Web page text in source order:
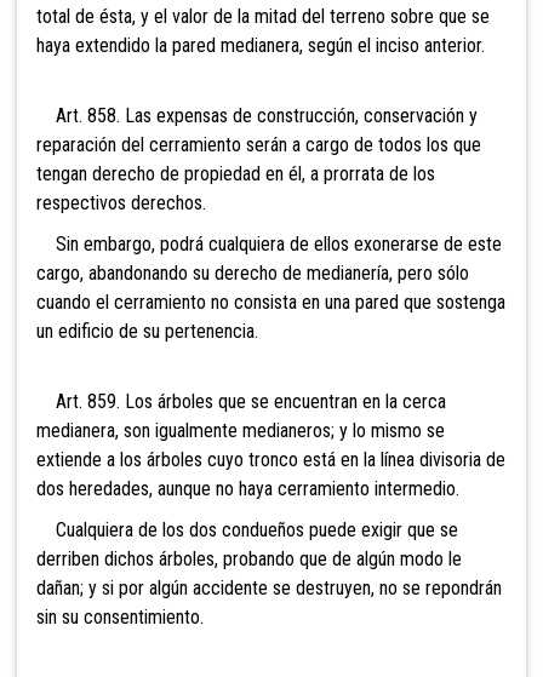
total de ésta, y el valor de la mitad del terreno sobre que se
haya extendido la pared medianera, según el inciso anterior.
Art. 858. Las expensas de construcción, conservación y
reparación del cerramiento serán a cargo de todos los que
tengan derecho de propiedad en él, a prorrata de los
respectivos derechos.
Sin embargo, podrá cualquiera de ellos exonerarse de este
cargo, abandonando su derecho de medianería, pero sólo
cuando el cerramiento no consista en una pared que sostenga
un edificio de su pertenencia.
Art. 859. Los árboles que se encuentran en la cerca
medianera, son igualmente medianeros; y lo mismo se
extiende a los árboles cuyo tronco está en la línea divisoria de
dos heredades, aunque no haya cerramiento intermedio.
Cualquiera de los dos condueños puede exigir que se
derriben dichos árboles, probando que de algún modo le
dañan; y si por algún accidente se destruyen, no se repondrán
sin su consentimiento.